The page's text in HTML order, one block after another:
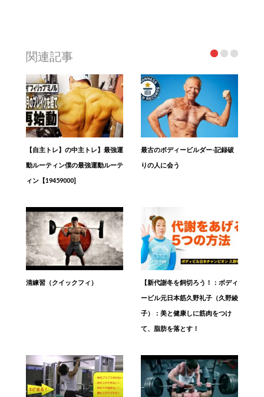
関連記事
【自主トレ】の中主トレ】最強運
動ルーティン僕の最強運動ルーテ
ィン【19459000]
最古のボディービルダー-記録破
りの人に会う
清練習（クイックフィ）
【新代謝冬を飼切ろう！：ボディ
ービル元日本筋久野礼子（久野綾
子）：美と健康しに筋肉をつけ
て、脂肪を落とす！